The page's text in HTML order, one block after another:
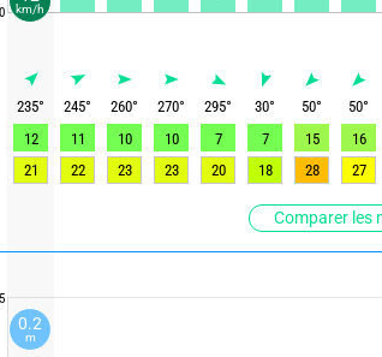
Comparer les
0
235° 245° 260° 270° 295° 30° 50° 50°
12
11 10 10 7 7 15 16
21
22 23 23 20 18 28 27
km/h
0.2
m